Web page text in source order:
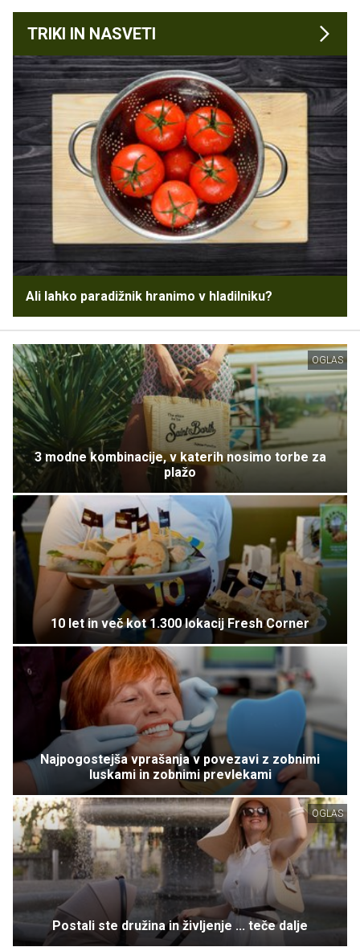
TRIKI IN NASVETI
Ali lahko paradižnik hranimo v hladilniku?
OGLAS
3 modne kombinacije, v katerih nosimo torbe za
plažo
10 let in več kot 1.300 lokacij Fresh Corner
Najpogostejša vprašanja v povezavi z zobnimi
luskami in zobnimi prevlekami
OGLAS
Postali ste družina in življenje ... teče dalje